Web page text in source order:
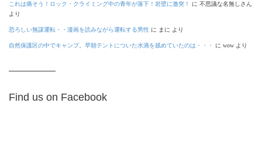
これは痛そう！ロック・クライミング中の青年が落下！岩壁に激突！ に 不思議な名無しさん
より
恐ろしい無謀運転・・漫画を読みながら運転する男性 に まに より
自然保護区の中でキャンプ。早朝テントについた水滴を舐めていたのは・・・ に wow より
Find us on Facebook